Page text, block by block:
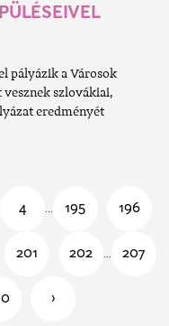
pályázik a Városok
szlovákiai,
eredményét
4 ... 195 196
201 202 ... 207
›